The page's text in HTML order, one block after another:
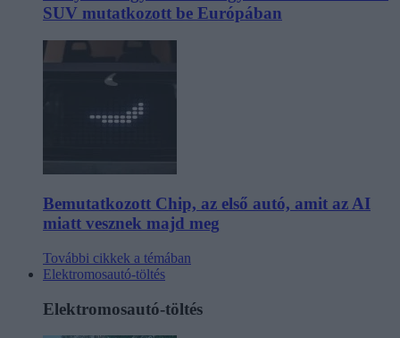
SUV mutatkozott be Európában
Bemutatkozott Chip, az első autó, amit az AI
miatt vesznek majd meg
További cikkek a témában
Elektromosautó-töltés
Elektromosautó-töltés